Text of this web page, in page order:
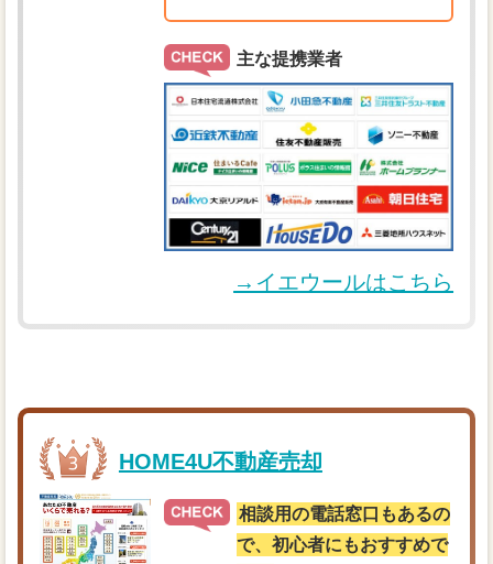
主な提携業者
→イエウールはこちら
HOME4U不動産売却
相談用の電話窓口もあるの
で、初心者にもおすすめで